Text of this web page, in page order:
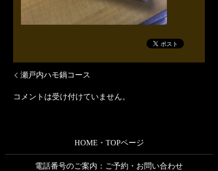
瀬戸内ハモ鍋コース
コメントは受け付けていません。
HOME・TOPページ
電話番号のご案内：ご予約・お問い合わせ